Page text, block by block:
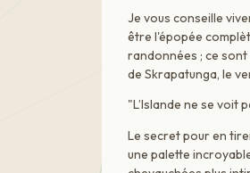
Je vous conseille
être l'épopée
randonnées ; ce sont
de Skrapatunga, le
"L’Islande ne se voit
Le secret pour en
une palette